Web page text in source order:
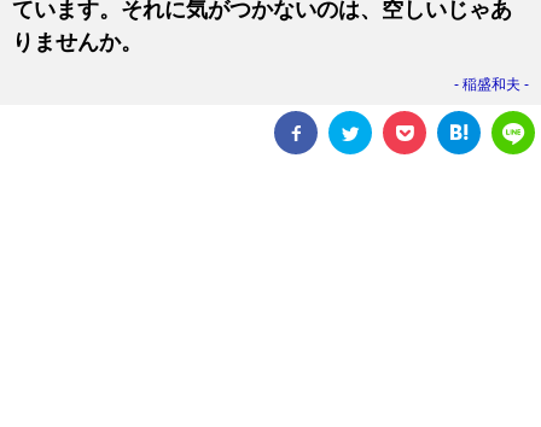
ています。それに気がつかないのは、空しいじゃあ
りませんか。
稲盛和夫